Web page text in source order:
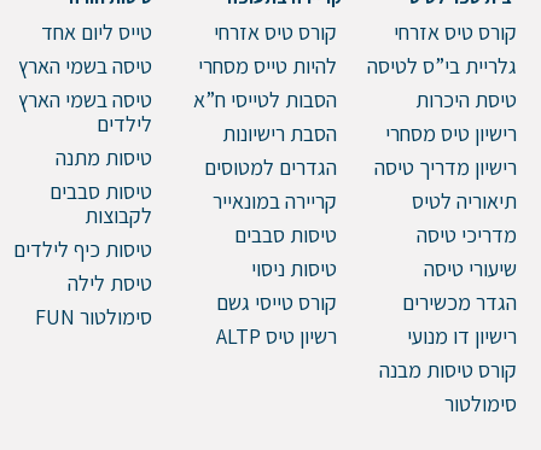
קורס טיס אזרחי
גלריית בי”ס לטיסה
טיסת היכרות
רישיון טיס מסחרי
רישיון מדריך טיסה
תיאוריה לטיס
מדריכי טיסה
שיעורי טיסה
הגדר מכשירים
רישיון דו מנועי
קורס טיסות מבנה
סימולטור
קורס טיס אזרחי
להיות טייס מסחרי
הסבות לטייסי ח”א
הסבת רישיונות
הגדרים למטוסים
קריירה במונאייר
טיסות סבבים
טיסות ניסוי
קורס טייסי גשם
רשיון טיס ALTP
טייס ליום אחד
טיסה בשמי הארץ
טיסה בשמי הארץ
לילדים
טיסות מתנה
טיסות סבבים
לקבוצות
טיסות כיף לילדים
טיסת לילה
סימולטור FUN